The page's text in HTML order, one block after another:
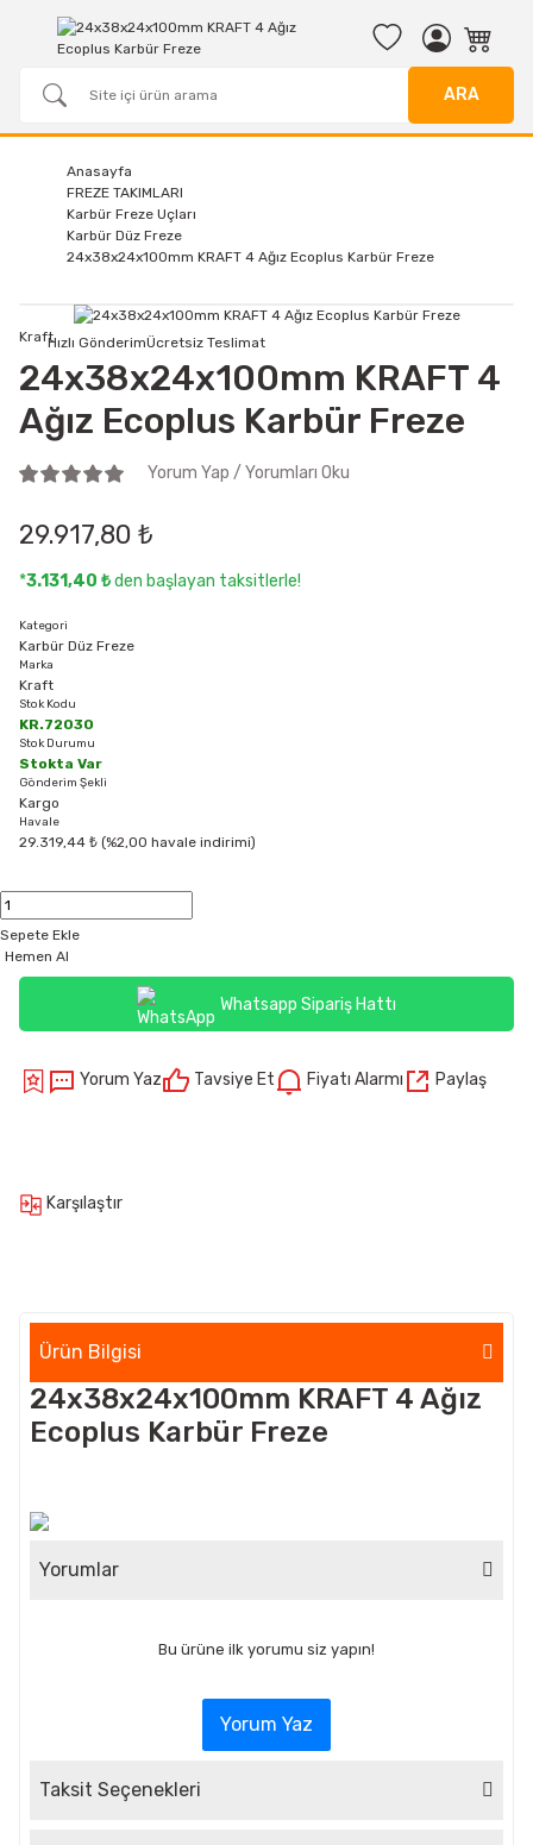
ARA
Anasayfa
FREZE TAKIMLARI
Karbür Freze Uçları
Karbür Düz Freze
24x38x24x100mm KRAFT 4 Ağız Ecoplus Karbür Freze
Hızlı GönderimÜcretsiz Teslimat
Kraft
24x38x24x100mm KRAFT 4
Ağız Ecoplus Karbür Freze
Yorum Yap / Yorumları Oku
29.917,80 ₺
*3.131,40 ₺den başlayan taksitlerle!
Kategori
Karbür Düz Freze
Marka
Kraft
Stok Kodu
KR.72030
Stok Durumu
Stokta Var
Gönderim Şekli
Kargo
Havale
29.319,44 ₺ (%2,00 havale indirimi)
Sepete Ekle
Hemen Al
Whatsapp Sipariş Hattı
Yorum Yaz Tavsiye Et Fiyatı Alarmı Paylaş
Karşılaştır
Ürün Bilgisi
24x38x24x100mm KRAFT 4 Ağız
Ecoplus Karbür Freze
Yorumlar
Bu ürüne ilk yorumu siz yapın!
Yorum Yaz
Taksit Seçenekleri